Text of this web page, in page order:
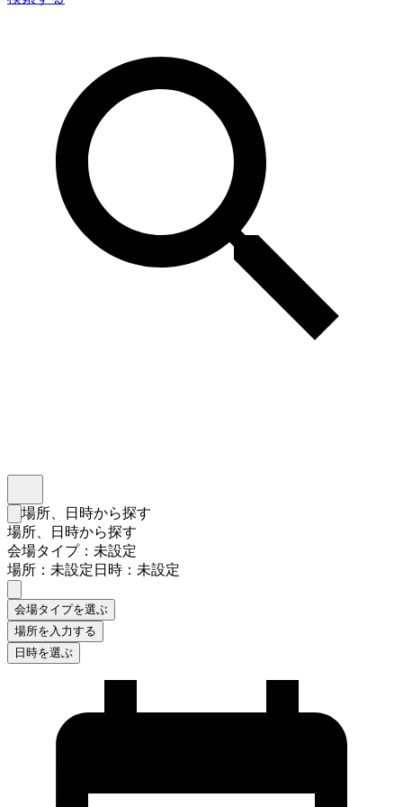
検索フォームを閉じる
場所、日時から探す
場所、日時から探す
会場タイプ：未設定
場所：未設定日時：未設定
会場タイプを選ぶ
場所を入力する
日時を選ぶ